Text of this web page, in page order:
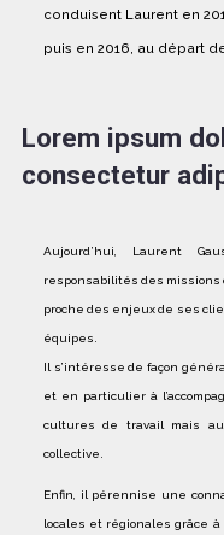
conduisent Laurent en
puis en 2016, au départ
Lorem ipsum
consectetur
Aujourd’hui, Laurent
responsabilités des
proche des enjeux de ses
équipes.
Il s’intéresse de façon
et en particulier à
cultures de travail mais
collective.
Enfin, il pérennise une
locales et régionales grâce